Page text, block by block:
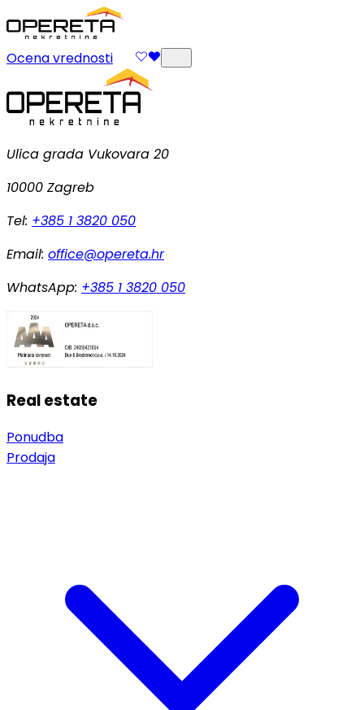
Ocena vrednosti
Ulica grada Vukovara 20
10000 Zagreb
Tel: +385 1 3820 050
Email: office@opereta.hr
WhatsApp: +385 1 3820 050
Real estate
Ponudba
Prodaja